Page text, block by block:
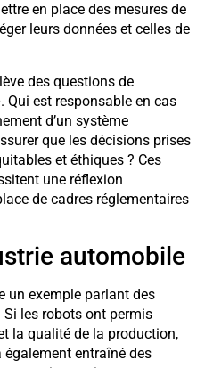
en place des mesures de
leurs données et celles de
des questions de
. Qui est responsable en cas
d’un système
que les décisions prises
et éthiques ? Ces
une réflexion
de cadres réglementaires
automobile
un exemple parlant des
les robots ont permis
la qualité de la production,
entraîné des